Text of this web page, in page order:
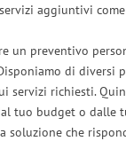
aggiuntivi
un preventivo
di diversi
servizi richiesti.
tuo budget o dalle
che